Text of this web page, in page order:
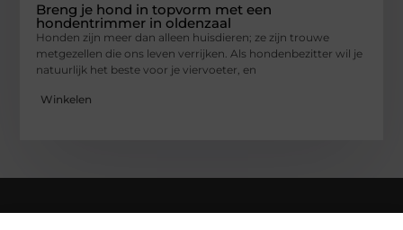
Breng je hond in topvorm met een
hondentrimmer in oldenzaal
Honden zijn meer dan alleen huisdieren; ze zijn trouwe
metgezellen die ons leven verrijken. Als hondenbezitter wil je
natuurlijk het beste voor je viervoeter, en
Winkelen